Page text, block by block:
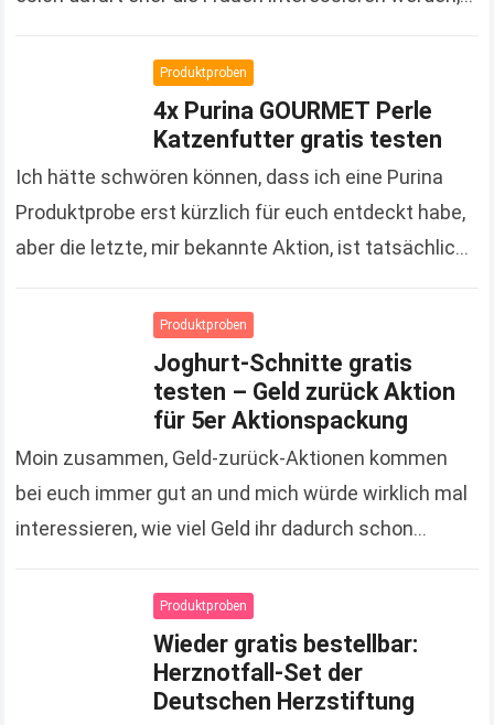
Produktproben
4x Purina GOURMET Perle
Katzenfutter gratis testen
Ich hätte schwören können, dass ich eine Purina
Produktprobe erst kürzlich für euch entdeckt habe,
aber die letzte, mir bekannte Aktion, ist tatsächlich
Produktproben
Joghurt-Schnitte gratis
testen – Geld zurück Aktion
für 5er Aktionspackung
Moin zusammen, Geld-zurück-Aktionen kommen
bei euch immer gut an und mich würde wirklich mal
interessieren, wie viel Geld ihr dadurch schon
Unsummen, die…Read more
Produktproben
Wieder gratis bestellbar:
Herznotfall-Set der
Deutschen Herzstiftung